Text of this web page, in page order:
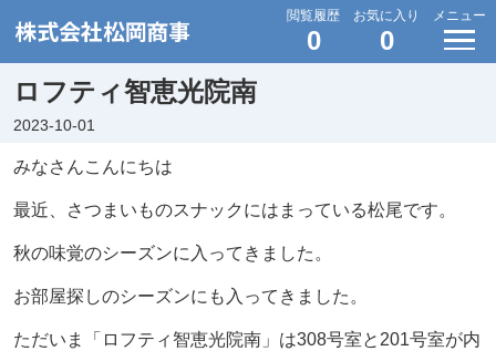
閲覧履歴
0
お気に入り
0
メニュー
ロフティ智恵光院南
2023-10-01
みなさんこんにちは
最近、さつまいものスナックにはまっている松尾です。
秋の味覚のシーズンに入ってきました。
お部屋探しのシーズンにも入ってきました。
ただいま「ロフティ智恵光院南」は308号室と201号室が内